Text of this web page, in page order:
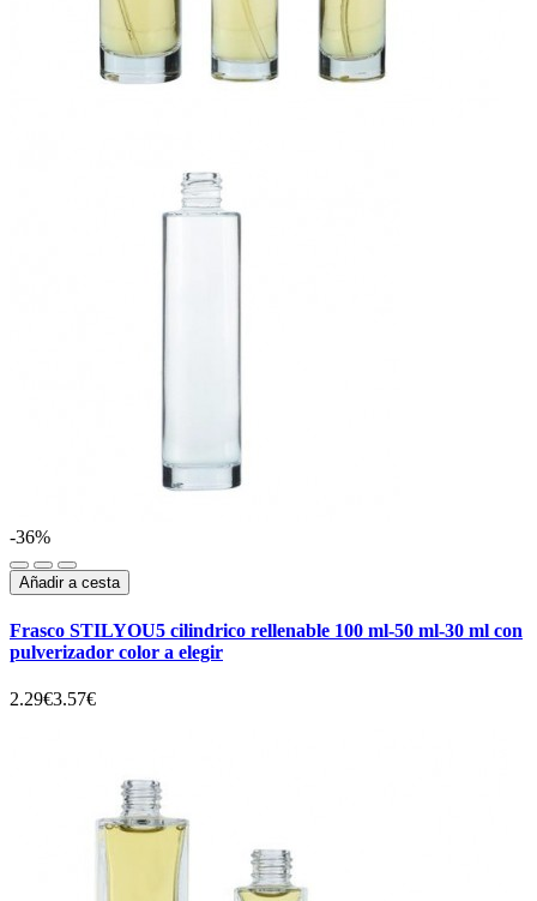
-36%
Añadir a cesta
Frasco STILYOU5 cilindrico rellenable 100 ml-50 ml-30 ml con
pulverizador color a elegir
2.29€3.57€